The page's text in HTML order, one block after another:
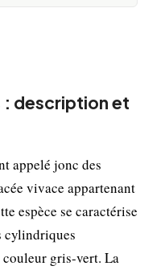
: description et
appelé jonc des
vivace appartenant
espèce se caractérise
cylindriques
couleur gris-vert. La